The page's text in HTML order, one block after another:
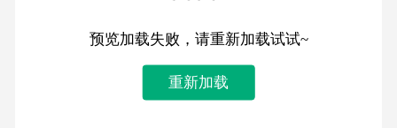
预览加载失败，请重新加载试试~
重新加载